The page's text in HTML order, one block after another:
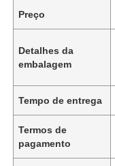
Preço
Detalhes da
embalagem
Tempo de entrega
Termos de
pagamento